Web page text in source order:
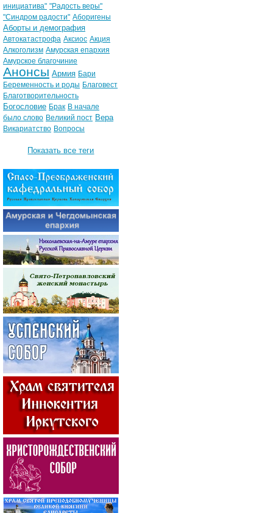
инициатива" "Радость веры"
"Синдром радости" Аборигены
Аборты и демография
Автокатастрофа Аксиос Акция
Алкоголизм Амурская епархия
Амурское благочиние
Анонсы Армия Бари
Беременность и роды Благовест
Благотворительность
Богословие Брак В начале
было слово Великий пост Вера
Викариатство Вопросы
Показать все теги